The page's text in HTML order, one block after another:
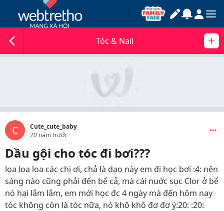
Tóc & Nail
C
Cute_cute_baby
20 năm trước
Dầu gội cho tóc đi bơi???
loa loa loa các chị ơi, chả là dạo này em đi học bơi :4: nên
sáng nào cũng phải đến bể cả, mà cái nuớc sục Clor ở bể
nó hại lắm lắm, em mới học đc 4 ngày mà đến hôm nay
tóc không còn là tóc nữa, nó khô khô đơ đơ ý:20: :20: